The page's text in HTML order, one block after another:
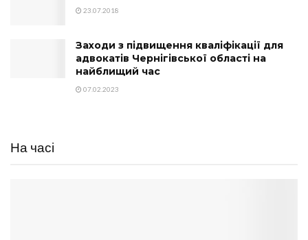
23.07.2018
Заходи з підвищення кваліфікації для
адвокатів Чернігівської області на
найблищий час
07.02.2023
На часі